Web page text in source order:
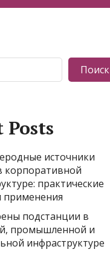
Поиск
Posts
источники
корпоративной
практические
применения
подстанции в
промышленной и
инфраструктуре